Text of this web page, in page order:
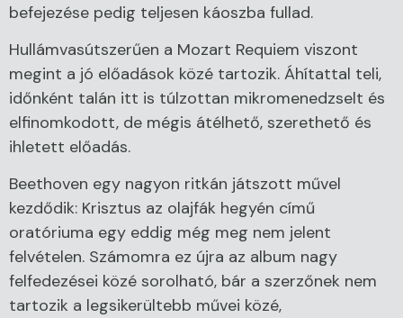
befejezése pedig teljesen káoszba fullad.
Hullámvasútszerűen a Mozart Requiem viszont
megint a jó előadások közé tartozik. Áhítattal teli,
időnként talán itt is túlzottan mikromenedzselt és
elfinomkodott, de mégis átélhető, szerethető és
ihletett előadás.
Beethoven egy nagyon ritkán játszott művel
kezdődik: Krisztus az olajfák hegyén című
oratóriuma egy eddig még meg nem jelent
felvételen. Számomra ez újra az album nagy
felfedezései közé sorolható, bár a szerzőnek nem
tartozik a legsikerültebb művei közé,